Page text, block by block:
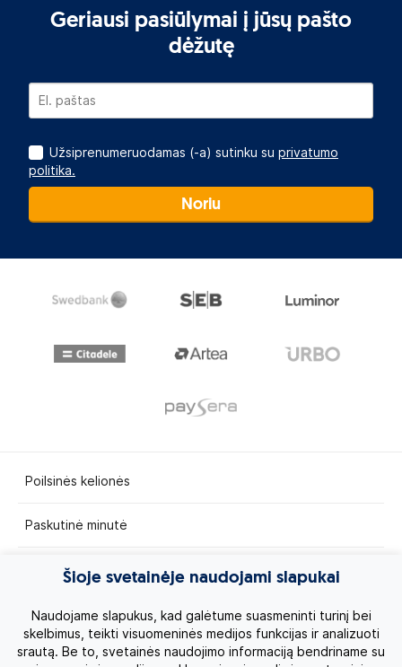
Geriausi pasiūlymai į jūsų pašto
dėžutę
Užsiprenumeruodamas (-a) sutinku su privatumo
politika.
Noriu
Poilsinės kelionės
Paskutinė minutė
Egzotinės kelionės
Kruizai
Kelionės po Lietuvą
Šioje svetainėje naudojami slapukai
Naudojame slapukus, kad galėtume suasmeninti turinį bei
skelbimus, teikti visuomeninės medijos funkcijas ir analizuoti
srautą. Be to, svetainės naudojimo informaciją bendriname su